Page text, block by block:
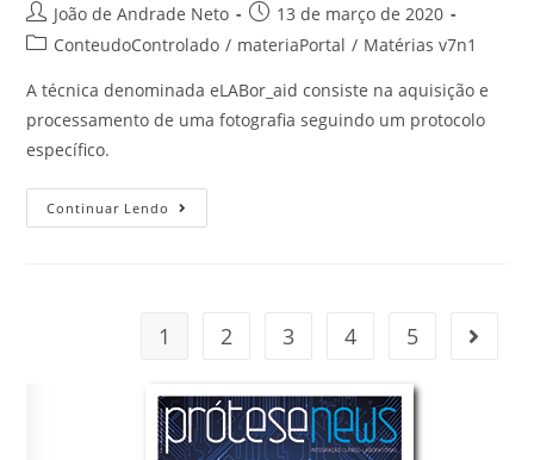
João de Andrade Neto
13 de março de 2020
ConteudoControlado / materiaPortal / Matérias v7n1
A técnica denominada eLABor_aid consiste na aquisição e
processamento de uma fotografia seguindo um protocolo
específico.
Continuar Lendo
1 2 3 4 5